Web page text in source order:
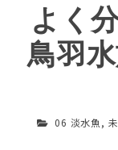
よく
鳥羽
06 淡水魚 ,